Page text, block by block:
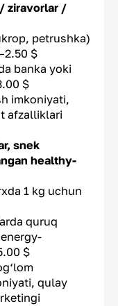
ziravorlar /
petrushka)
$
banka yoki
$
imkoniyati,
afzalliklari
snek
healthy-
1 kg uchun
quruq
$
qulay